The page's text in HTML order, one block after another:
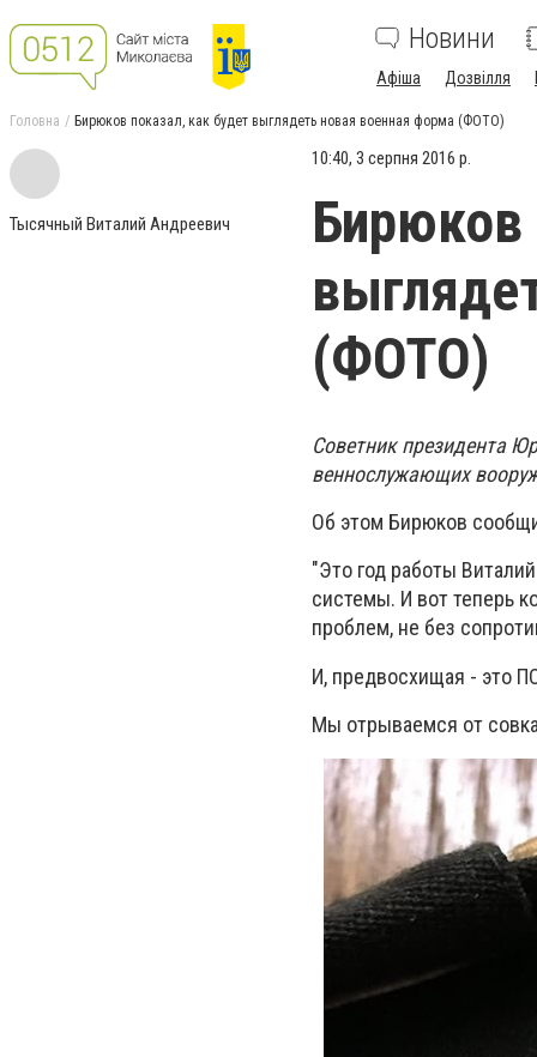
Новини
Афіша Дозвілля
Головна Бирюков показал, как будет выглядеть новая военная форма (ФОТО)
Тысячный Виталий Андреевич
10:40, 3 серпня 2016 р.
Бирюков
(ФОТО)
Советник президента
веннослужающих
Об этом Бирюков
"Это год работы
системы. И вот теперь
проблем, не без
И, предвосхищая - это
Мы отрываемся от